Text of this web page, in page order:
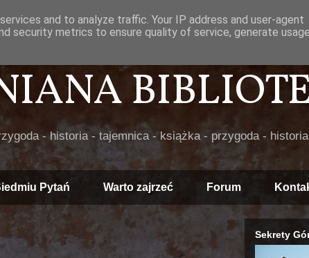
- historia - tajemnica - książka - przygoda -
Pytań Warto zajrzeć Forum
Sekrety
and to analyze traffic. Your IP address and user-agent
security metrics to ensure quality of service, generate usage